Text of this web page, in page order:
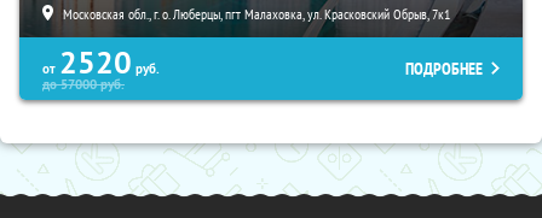
Московская обл., г. о. Люберцы, пгт Малаховка, ул. Красковский Обрыв, 7к1
от 2520 руб.
до57000руб.
ПОДРОБНЕЕ